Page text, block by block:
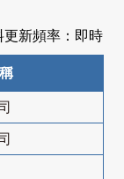
更新頻率：即時